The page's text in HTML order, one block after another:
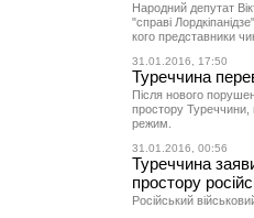
Народний депутат
"справі
кого представники
31.01.2016, 17:50
Туреччина
Після нового
простору Туреччини,
режим.
31.01.2016, 00:56
Туреччина
простору
Російський